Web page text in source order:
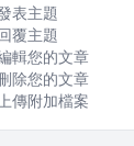
表主題
覆主題
輯您的文章
除您的文章
傳附加檔案